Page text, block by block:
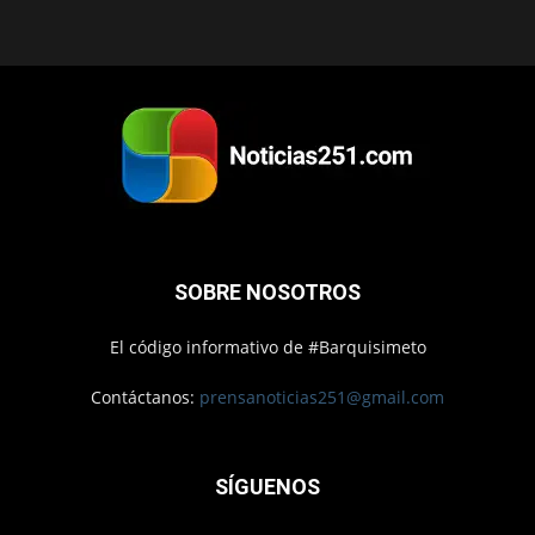
SOBRE NOSOTROS
El código informativo de #Barquisimeto
Contáctanos: prensanoticias251@gmail.com
SÍGUENOS